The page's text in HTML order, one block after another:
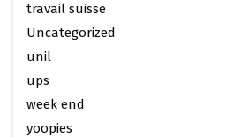
travail suisse
Uncategorized
unil
ups
week end
yoopies